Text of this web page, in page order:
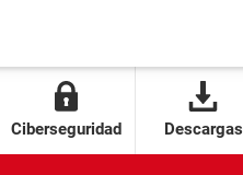
Ciberseguridad Descargas